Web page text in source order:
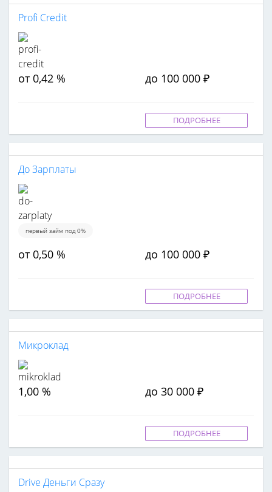
Profi Credit
от 0,42 % до 100 000 ₽
ПОДРОБНЕЕ
До Зарплаты
первый займ под 0%
от 0,50 % до 100 000 ₽
ПОДРОБНЕЕ
Микроклад
1,00 % до 30 000 ₽
ПОДРОБНЕЕ
Drive Деньги Сразу